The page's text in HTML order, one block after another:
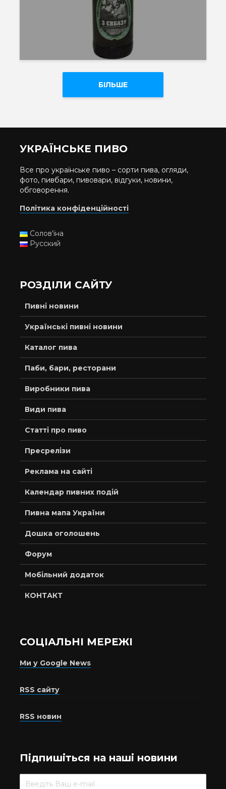
БІЛЬШЕ
УКРАЇНСЬКЕ ПИВО
Все про українське пиво – сорти пива, огляди,
фото, пивбари, пивовари, відгуки, новини,
обговорення.
Політика конфіденційності
Солов'їна
Русский
РОЗДІЛИ САЙТУ
Пивні новини
Українські пивні новини
Каталог пива
Паби, бари, ресторани
Виробники пива
Види пива
Статті про пиво
Пресрелізи
Реклама на сайті
Календар пивних подій
Пивна мапа України
Дошка оголошень
Форум
Мобільний додаток
КОНТАКТ
СОЦІАЛЬНІ МЕРЕЖІ
Ми у Google News
RSS сайту
RSS новин
Підпишіться на наші новини